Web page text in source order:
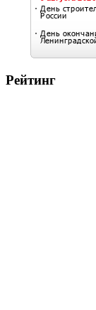
Рейтинг